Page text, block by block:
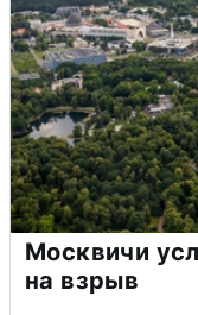
Москвичи
на взрыв